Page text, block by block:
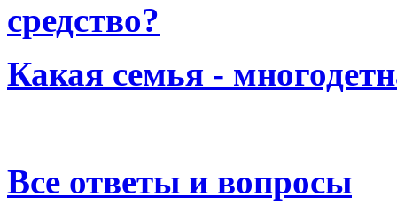
средство?
Какая семья -
Все ответы и вопросы